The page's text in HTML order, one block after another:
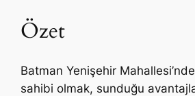
Özet
Batman Yenişehir
sahibi olmak, sunduğu